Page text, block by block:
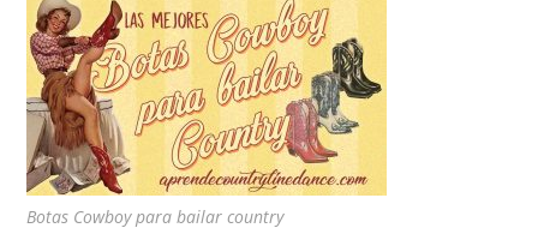
Botas Cowboy para bailar country